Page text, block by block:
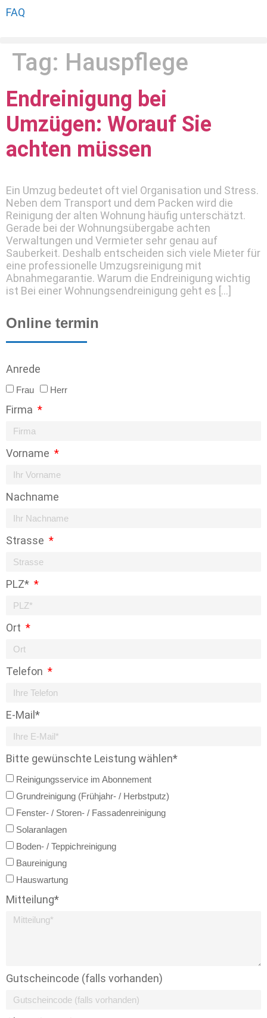
FAQ
Tag: Hauspflege
Endreinigung bei
Umzügen: Worauf Sie
achten müssen
Ein Umzug bedeutet oft viel Organisation und Stress.
Neben dem Transport und dem Packen wird die
Reinigung der alten Wohnung häufig unterschätzt.
Gerade bei der Wohnungsübergabe achten
Verwaltungen und Vermieter sehr genau auf
Sauberkeit. Deshalb entscheiden sich viele Mieter für
eine professionelle Umzugsreinigung mit
Abnahmegarantie. Warum die Endreinigung wichtig
ist Bei einer Wohnungsendreinigung geht es […]
Online termin
Anrede
Frau Herr
Firma
Vorname
Nachname
Strasse
PLZ*
Ort
Telefon
E-Mail*
Bitte gewünschte Leistung wählen*
Reinigungsservice im Abonnement
Grundreinigung (Frühjahr- / Herbstputz)
Fenster- / Storen- / Fassadenreinigung
Solaranlagen
Boden- / Teppichreinigung
Baureinigung
Hauswartung
Mitteilung*
Gutscheincode (falls vorhanden)